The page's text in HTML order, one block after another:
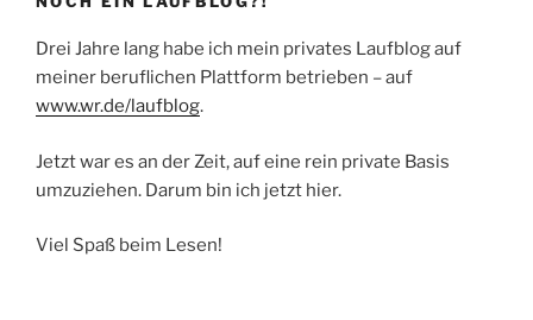
und
einem
ordentlichen
Hülsenberg“
Drei Jahre lang habe ich mein privates Laufblog auf
meiner beruflichen Plattform betrieben – auf
www.wr.de/laufblog.
Jetzt war es an der Zeit, auf eine rein private Basis
umzuziehen. Darum bin ich jetzt hier.
Viel Spaß beim Lesen!